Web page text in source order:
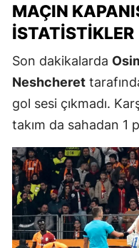
MAÇIN
İSTATISTIKLER
Son dakikalarda
Neshcheret
gol sesi çıkmadı.
takım da sahadan 1